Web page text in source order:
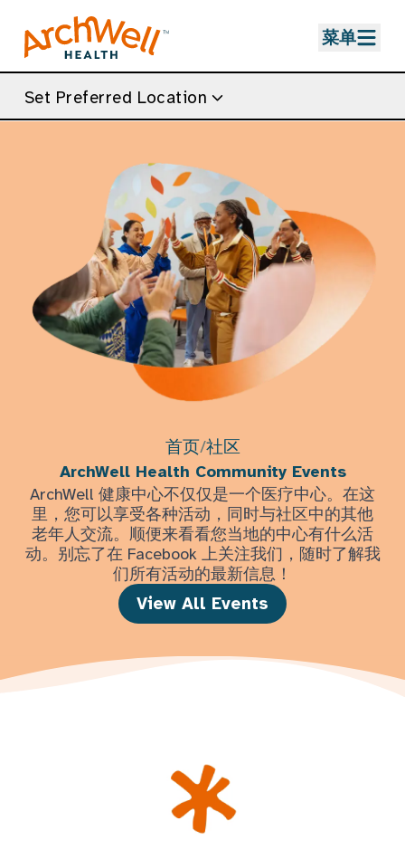
菜单
Set Preferred Location
首页/社区
ArchWell Health Community Events
ArchWell 健康中心不仅仅是一个医疗中心。在这
里，您可以享受各种活动，同时与社区中的其他
老年人交流。顺便来看看您当地的中心有什么活
动。别忘了在 Facebook 上关注我们，随时了解我
们所有活动的最新信息！
View All Events